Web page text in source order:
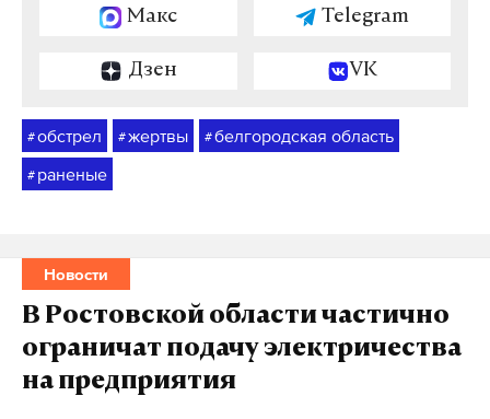
Макс Telegram
Дзен VK
#обстрел #жертвы #белгородская область
# раненые
Новости
В Ростовской области частично
ограничат подачу электричества
на предприятия